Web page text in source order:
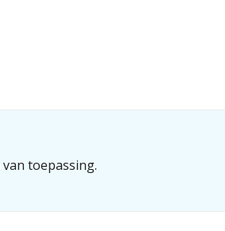
van toepassing.